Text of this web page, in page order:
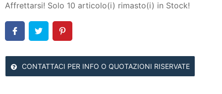
Affrettarsi! Solo 10 articolo(i) rimasto(i) in Stock!
CONTATTACI PER INFO O QUOTAZIONI RISERVATE